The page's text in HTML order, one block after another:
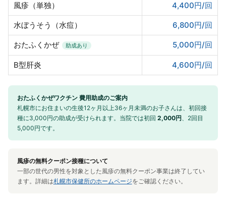
風疹（単独） 4,400円/回
水ぼうそう（水痘） 6,800円/回
おたふくかぜ 助成あり 5,000円/回
B型肝炎 4,600円/回
おたふくかぜワクチン 費用助成のご案内
札幌市にお住まいの生後12ヶ月以上36ヶ月未満のお子さんは、初回接
種に3,000円の助成が受けられます。当院では初回 2,000円 、2回目
5,000円です。
風疹の無料クーポン接種について
一部の世代の男性を対象とした風疹の無料クーポン事業は終了してい
ます。詳細は札幌市保健所のホームページをご確認ください。